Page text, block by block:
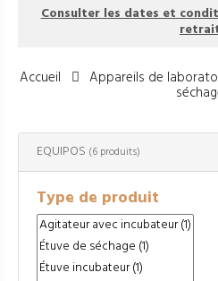
Consulter les dates et
Accueil Appareils de
EQUIPOS (6 produits)
Type de produit